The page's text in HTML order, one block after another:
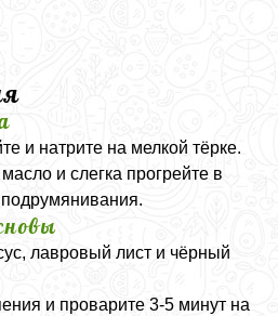
и натрите на мелкой тёрке.
и слегка прогрейте в
лавровый лист и чёрный
и проварите 3-5 минут на